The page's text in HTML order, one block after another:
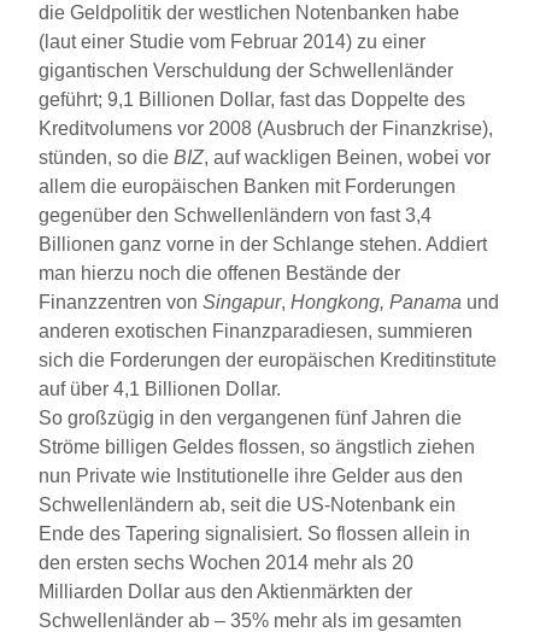
die Geldpolitik der westlichen Notenbanken habe
(laut einer Studie vom Februar 2014) zu einer
gigantischen Verschuldung der Schwellenländer
geführt; 9,1 Billionen Dollar, fast das Doppelte des
Kreditvolumens vor 2008 (Ausbruch der Finanzkrise),
stünden, so dieBIZ, auf wackligen Beinen, wobei vor
allem die europäischen Banken mit Forderungen
gegenüber den Schwellenländern von fast 3,4
Billionen ganz vorne in der Schlange stehen. Addiert
man hierzu noch die offenen Bestände der
Finanzzentren vonSingapur,Hongkong, Panama und
anderen exotischen Finanzparadiesen, summieren
sich die Forderungen der europäischen Kreditinstitute
auf über 4,1 Billionen Dollar.
So großzügig in den vergangenen fünf Jahren die
Ströme billigen Geldes flossen, so ängstlich ziehen
nun Private wie Institutionelle ihre Gelder aus den
Schwellenländern ab, seit die US-Notenbank ein
Ende des Tapering signalisiert. So flossen allein in
den ersten sechs Wochen 2014 mehr als 20
Milliarden Dollar aus den Aktienmärkten der
Schwellenländer ab – 35% mehr als im gesamten